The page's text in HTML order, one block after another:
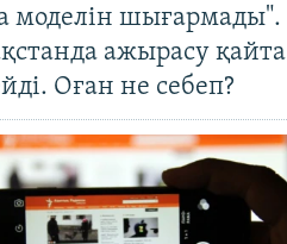
моделін шығармады".
ажырасу қайта
Оған не себеп?